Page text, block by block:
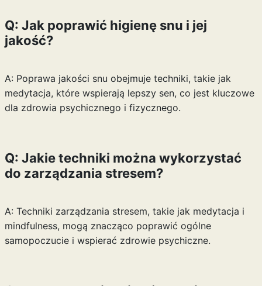
Q: Jak poprawić higienę snu i jej
jakość?
A: Poprawa jakości snu obejmuje techniki, takie jak
medytacja, które wspierają lepszy sen, co jest kluczowe
dla zdrowia psychicznego i fizycznego.
Q: Jakie techniki można wykorzystać
do zarządzania stresem?
A: Techniki zarządzania stresem, takie jak medytacja i
mindfulness, mogą znacząco poprawić ogólne
samopoczucie i wspierać zdrowie psychiczne.